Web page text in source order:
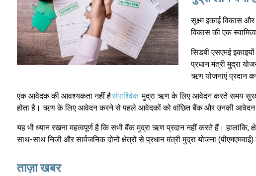
सूक्ष्म इकाई विकास
विकास की एक
सिडबी एसएमई
प्रधान मंत्री मुद्रा
ऋण योजनाएं प्रदान
एक आवेदक की आवश्यकता नहीं हैसंपार्श्विक मुद्रा ऋण के लिए आवेदन करते समय
होता है। ऋण के लिए आवेदन करने से पहले आवेदकों को वांछित बैंक और उनकी आवेदन
यह भी ध्यान रखना महत्वपूर्ण है कि सभी बैंक मुद्रा ऋण प्रदान नहीं करते हैं। हालांकि,
साथ-साथ निजी और सार्वजनिक दोनों क्षेत्रों से प्रधान मंत्री मुद्रा योजना
ताज़ा खबर